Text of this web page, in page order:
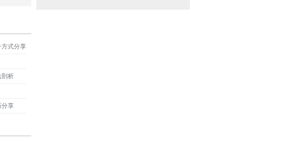
方式分享
剖析
分享